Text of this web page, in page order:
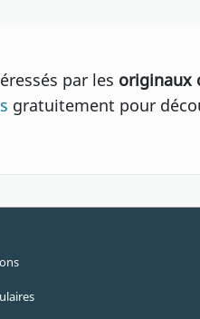
par les originaux
gratuitement pour